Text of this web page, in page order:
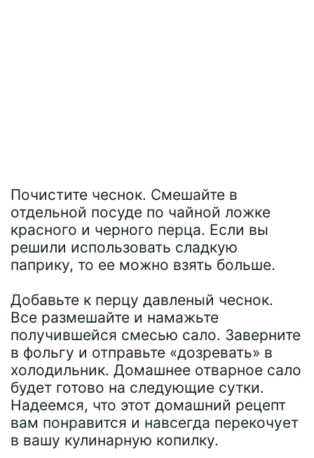
Почистите чеснок. Смешайте в
отдельной посуде по чайной ложке
красного и черного перца. Если вы
решили использовать сладкую
паприку, то ее можно взять больше.
Добавьте к перцу давленый чеснок.
Все размешайте и намажьте
получившейся смесью сало. Заверните
в фольгу и отправьте «дозревать» в
холодильник. Домашнее отварное сало
будет готово на следующие сутки.
Надеемся, что этот домашний рецепт
вам понравится и навсегда перекочует
в вашу кулинарную копилку.